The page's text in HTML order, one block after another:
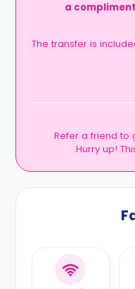
a
The transfer is
Refer a friend to
Hurry up!